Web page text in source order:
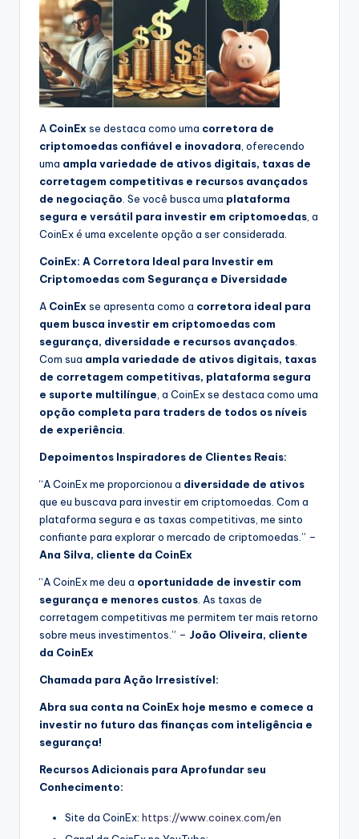
A CoinEx se destaca como uma corretora de
criptomoedas confiável e inovadora , oferecendo
uma ampla variedade de ativos digitais, taxas de
corretagem competitivas e recursos avançados
de negociação . Se você busca uma plataforma
segura e versátil para investir em criptomoedas , a
CoinEx é uma excelente opção a ser considerada.
CoinEx: A Corretora Ideal para Investir em
Criptomoedas com Segurança e Diversidade
A CoinEx se apresenta como a corretora ideal para
quem busca investir em criptomoedas com
segurança, diversidade e recursos avançados
Com sua ampla variedade de ativos digitais, taxas
de corretagem competitivas, plataforma segura
e suporte multilíngue , a CoinEx se destaca como uma
opção completa para traders de todos os níveis
de experiência
Depoimentos Inspiradores de Clientes Reais:
“A CoinEx me proporcionou a diversidade de ativos
que eu buscava para investir em criptomoedas. Com a
plataforma segura e as taxas competitivas, me sinto
confiante para explorar o mercado de criptomoedas.” –
Ana Silva, cliente da CoinEx
“A CoinEx me deu a oportunidade de investir com
segurança e menores custos . As taxas de
corretagem competitivas me permitem ter mais retorno
sobre meus investimentos.” – João Oliveira, cliente
da CoinEx
Chamada para Ação Irresistível:
Abra sua conta na CoinEx hoje mesmo e comece a
investir no futuro das finanças com inteligência e
segurança!
Recursos Adicionais para Aprofundar seu
Conhecimento:
Site da CoinEx: https://www.coinex.com/en